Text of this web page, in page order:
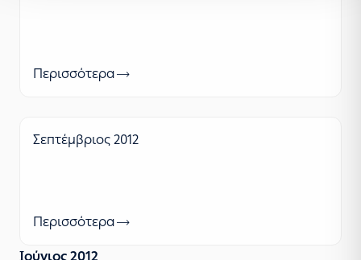
Περισσότερα
Σεπτέμβριος 2012
Περισσότερα
Ιούνιος 2012